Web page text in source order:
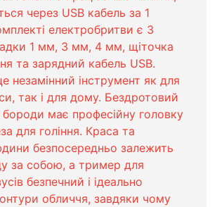
через USB кабель за 1
електробритви є 3
1 мм, 3 мм, 4 мм, щіточка
та зарядний кабель USB.
незамінний інструмент як для
так і для дому. Бездротовий
має професійну головку
для гоління. Краса та
безпосередньо залежить
за собою, а тример для
безпечний і ідеально
обличчя, завдяки чому